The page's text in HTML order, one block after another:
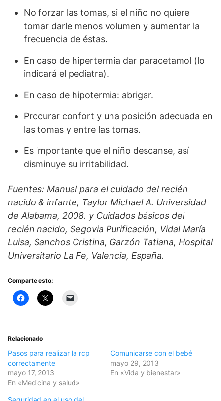
No forzar las tomas, si el niño no quiere
tomar darle menos volumen y aumentar la
frecuencia de éstas.
En caso de hipertermia dar paracetamol (lo
indicará el pediatra).
En caso de hipotermia: abrigar.
Procurar confort y una posición adecuada en
las tomas y entre las tomas.
Es importante que el niño descanse, así
disminuye su irritabilidad.
Fuentes: Manual para el cuidado del recién
nacido & infante, Taylor Michael A. Universidad
de Alabama, 2008. y Cuidados básicos del
recién nacido, Segovia Purificación, Vidal María
Luisa, Sanchos Cristina, Garzón Tatiana, Hospital
Universitario La Fe, Valencia, España.
Comparte esto:
Relacionado
Pasos para realizar la rcp
correctamente
mayo 17, 2013
En «Medicina y salud»
Comunicarse con el bebé
mayo 29, 2013
En «Vida y bienestar»
Seguridad en el uso del